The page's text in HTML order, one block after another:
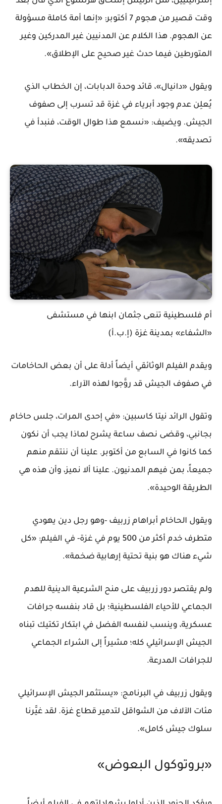
وقت قصير من هجوم 7 أكتوبر: «إنها أمة كاملة مسؤولة
عن الهجوم. هذا الكلام عن المدنيين غير المدركين وغير
المتورطين فيما حدث غير صحيح على الإطلاق».
ويقول «دانيال»، قائد وحدة الدبابات، إن الخطاب الذي
يُعلِن عدم وجود أبرياء في غزة قد تسرب إلى صفوف
الجيش. ويضيف: «نسمع هذا طوال الوقت، فنبدأ في
تصديقه».
أم فلسطينية تنعى جثمان ابنها في مستشفى
«الشفاء» بمدينة غزة (إ.ب.أ)
ويقدم الفيلم الوثائقي أيضاً أدلة على أن بعض الحاخامات
في صفوف الجيش قد روَّجوا لهذه الآراء.
وتقول الرائد نيتا كاسبين: «في إحدى المرات، جلس حاخام
بجانبي، وقضى نصف ساعة يشرح لماذا يجب أن نكون
كما كانوا في السابع من أكتوبر. علينا أن ننتقم منهم
جميعاً، بمن فيهم المدنيون. علينا ألا نميز، وأن هذه هي
الطريقة الوحيدة».
ويقول الحاخام أبراهام زربيف -وهو رجل دين يهودي
متطرف خدم أكثر من 500 يوم في غزة- في الفيلم: «كل
شيء هناك هو بنية تحتية إرهابية ضخمة».
ولم يقتصر دور زربيف على منح الشرعية الدينية للهدم
الجماعي للأحياء الفلسطينية؛ بل قاد بنفسه جرافات
عسكرية، وينسب لنفسه الفضل في ابتكار تكتيك تبناه
الجيش الإسرائيلي كله؛ مشيراً إلى الشراء الجماعي
للجرافات المدرعة.
ويقول زربيف في البرنامج: «يستثمر الجيش الإسرائيلي
مئات الآلاف من الشواقل لتدمير قطاع غزة. لقد غيَّرنا
سلوك جيش كامل».
«بروتوكول البعوض»